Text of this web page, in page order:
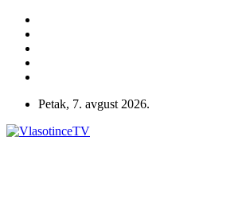
Petak, 7. avgust 2026.